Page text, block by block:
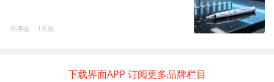
药事会 1天前
下载界面APP 订阅更多品牌栏目